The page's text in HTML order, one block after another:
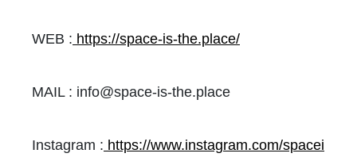
WEB : https://space-is-the.place/
MAIL : info@space-is-the.place
Instagram : https://www.instagram.com/spacei